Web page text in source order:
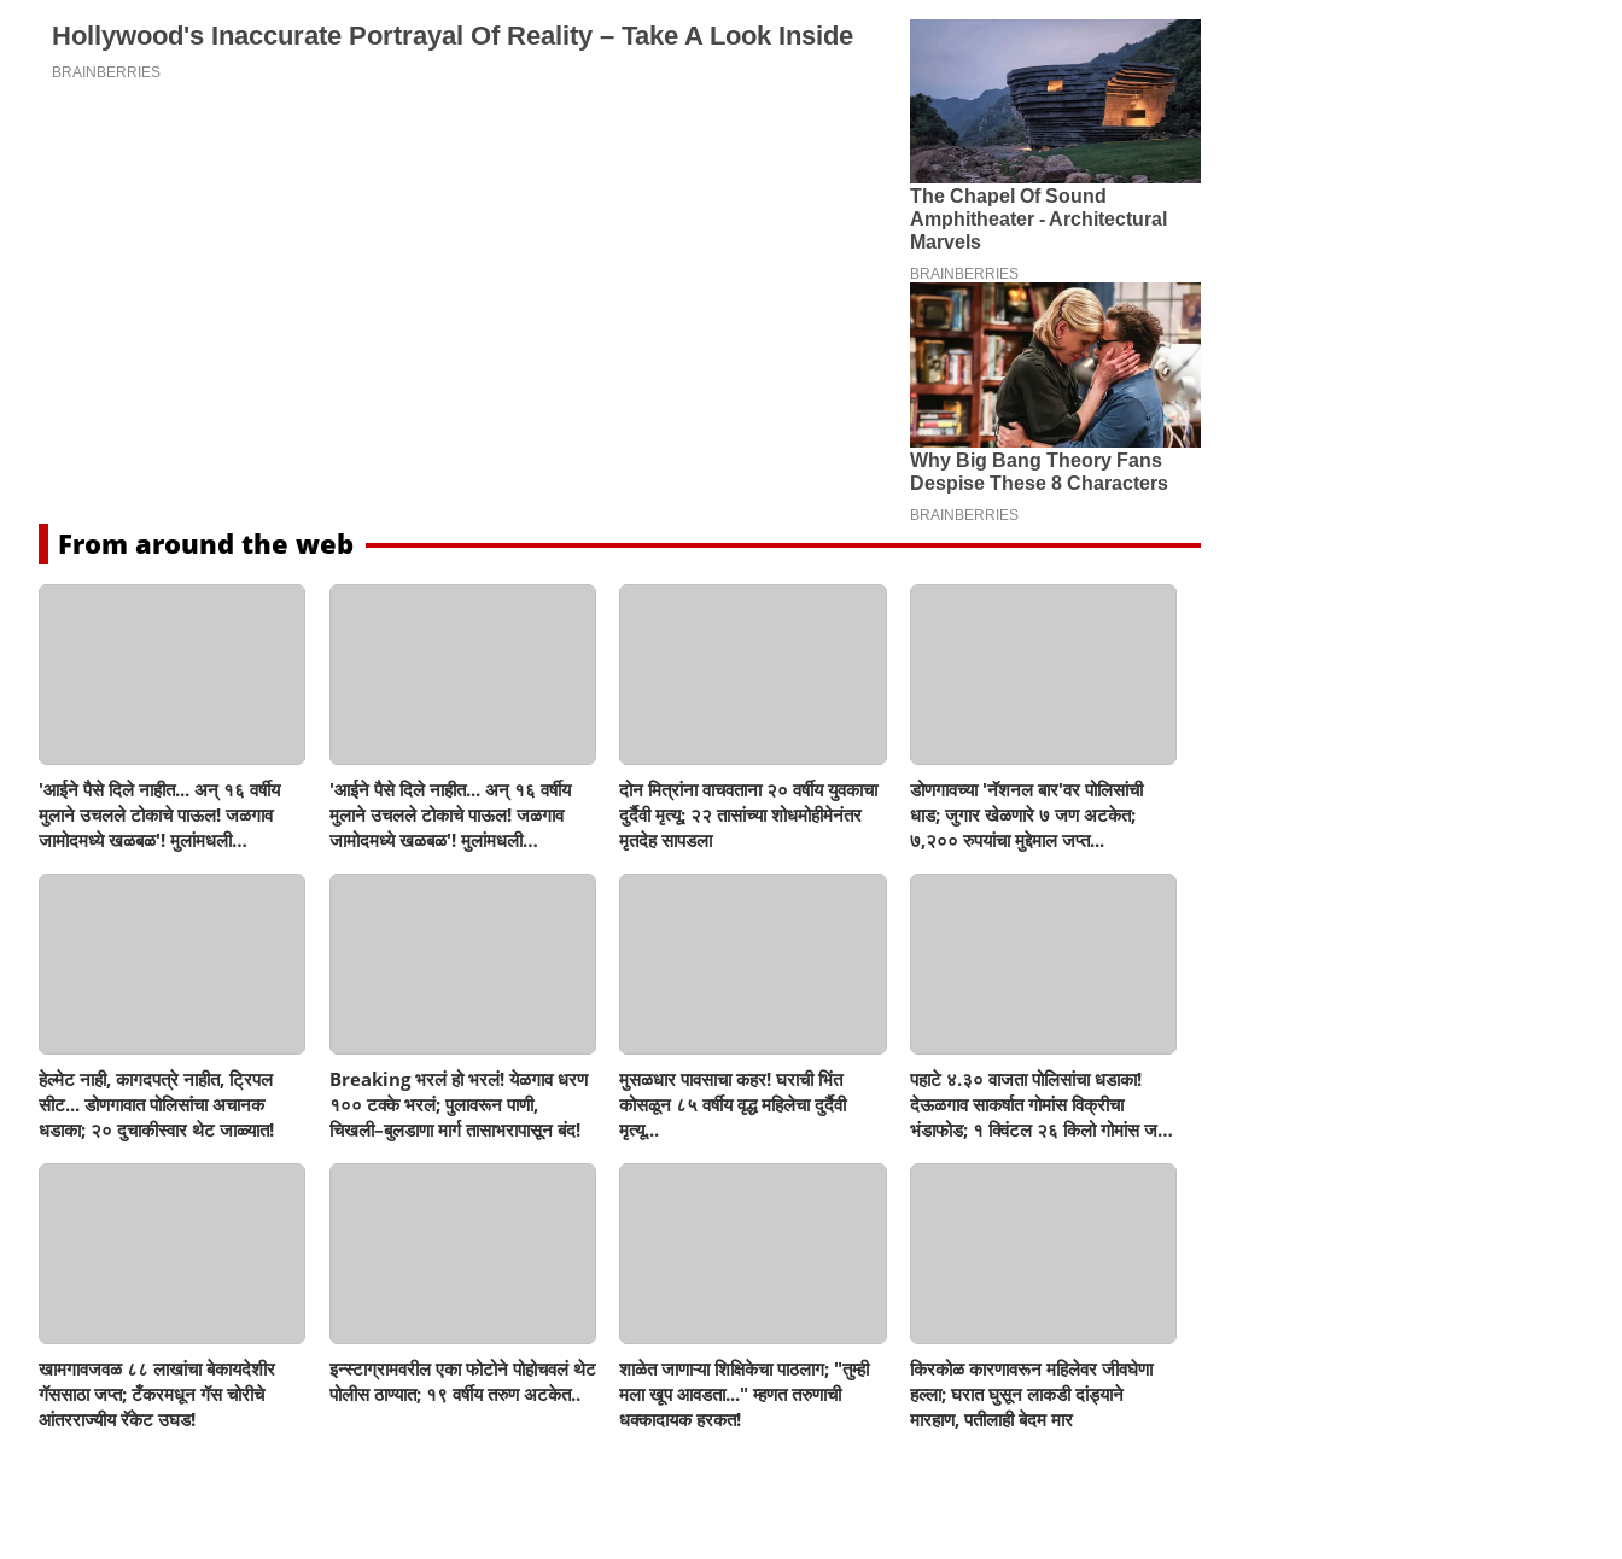
From around the web
'आईने पैसे दिले नाहीत... अन् १६ वर्षीय
मुलाने उचलले टोकाचे पाऊल! जळगाव
जामोदमध्ये खळबळ'! मुलांमधली
'आईने पैसे दिले नाहीत... अन् १६ वर्षीय
मुलाने उचलले टोकाचे पाऊल! जळगाव
जामोदमध्ये खळबळ'! मुलांमधली
दोन मित्रांना वाचवताना २० वर्षीय युवकाचा
दुर्दैवी मृत्यू; २२ तासांच्या शोधमोहीमेनंतर
मृतदेह सापडला
डोणगावच्या 'नॅशनल बार'वर पोलिसांची
धाड; जुगार खेळणारे ७ जण अटकेत;
७,२०० रुपयांचा मुद्देमाल जप्त...
हेल्मेट नाही, कागदपत्रे नाहीत, ट्रिपल
सीट... डोणगावात पोलिसांचा अचानक
धडाका; २० दुचाकीस्वार थेट जाळ्यात!
Breaking भरलं हो भरलं! येळगाव धरण
१०० टक्के भरलं; पुलावरून पाणी,
चिखली–बुलडाणा मार्ग तासाभरापासून बंद!
मुसळधार पावसाचा कहर! घराची भिंत
कोसळून ८५ वर्षीय वृद्ध महिलेचा दुर्दैवी
मृत्यू...
पहाटे ४.३० वाजता पोलिसांचा धडाका!
देऊळगाव साकर्षात गोमांस विक्रीचा
भंडाफोड; १ क्विंटल २६ किलो गोमांस जप्त,
खामगावजवळ ८८ लाखांचा बेकायदेशीर
गॅससाठा जप्त; टँकरमधून गॅस चोरीचे
आंतरराज्यीय रॅकेट उघड!
इन्स्टाग्रामवरील एका फोटोने पोहोचवलं थेट
पोलीस ठाण्यात; १९ वर्षीय तरुण अटकेत..
शाळेत जाणाऱ्या शिक्षिकेचा पाठलाग; "तुम्ही
मला खूप आवडता..." म्हणत तरुणाची
धक्कादायक हरकत!
किरकोळ कारणावरून महिलेवर जीवघेणा
हल्ला; घरात घुसून लाकडी दांड्याने
मारहाण, पतीलाही बेदम मार